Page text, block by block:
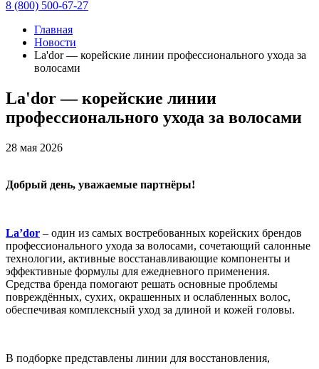
8 (800) 500-67-27
Главная
Новости
La'dor — корейские линии профессионального ухода за
волосами
La'dor — корейские линии
профессионального ухода за волосами
28 мая 2026
Добрый день, уважаемые партнёры!
La’dor – один из самых востребованных корейских брендов
профессионального ухода за волосами, сочетающий салонные
технологии, активные восстанавливающие компоненты и
эффективные формулы для ежедневного применения.
Средства бренда помогают решать основные проблемы
повреждённых, сухих, окрашенных и ослабленных волос,
обеспечивая комплексный уход за длиной и кожей головы.
В подборке представлены линии для восстановления,